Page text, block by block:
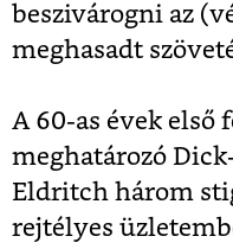
beszivárogni az
meghasadt
A 60-as évek első
meghatározó
Eldritch három
rejtélyes